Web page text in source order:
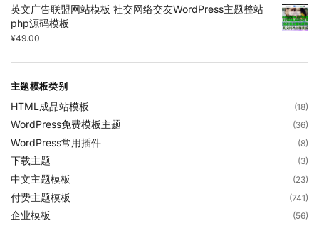
英文广告联盟网站模板 社交网络交友WordPress主题整站
php源码模板
¥49.00
主题模板类别
HTML成品站模板 (18)
WordPress免费模板主题 (36)
WordPress常用插件 (8)
下载主题 (3)
中文主题模板 (23)
付费主题模板 (741)
企业模板 (56)